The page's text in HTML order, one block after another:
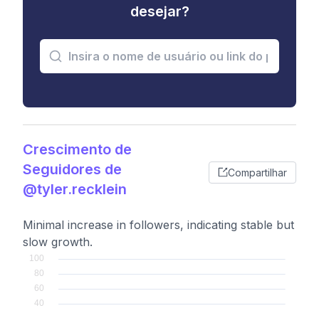
desejar?
Crescimento de
Seguidores de
@tyler.recklein
Compartilhar
Minimal increase in followers, indicating stable but
slow growth.